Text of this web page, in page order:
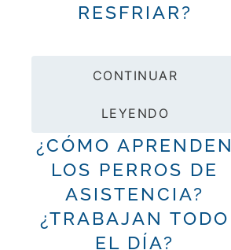
RESFRIAR?
CONTINUAR
LEYENDO
¿CÓMO APRENDEN
LOS PERROS DE
ASISTENCIA?
¿TRABAJAN TODO
EL DÍA?